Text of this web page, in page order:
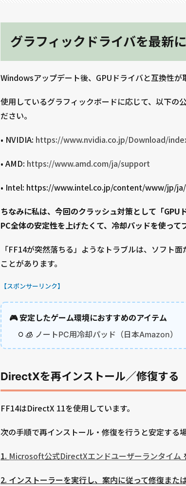
グラフィックドライバを最新
Windowsアップデート後、GPUドライバと互換性が
使用しているグラフィックボードに応じて、以下の
ださい。
• NVIDIA: https://www.nvidia.co.jp/Download/
• AMD: https://www.amd.com/ja/support
• Intel: https://www.intel.co.jp/content/www/jp/
ちなみに私は、今回のクラッシュ対策として「
PC全体の安定性を上げたくて、冷却パッドを使って
「FF14が突然落ちる」ようなトラブルは、ソフト
ことがあります。
【スポンサーリンク】
🎮 安定したゲーム環境におすすめのアイテム
🧊 ノートPC用冷却パッド（日本Amazon）
DirectXを再インストール／修復する
FF14はDirectX 11を使用しています。
次の手順で再インストール・修復を行うと安定する
1. Microsoft公式DirectXエンドユーザーランタイム
2. インストーラーを実行し、案内に従って修復また